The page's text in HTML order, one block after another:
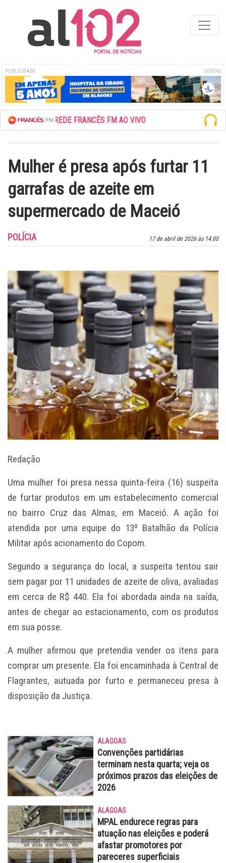
PUBLICIDADE COD345
ESCUTE A REDE FRANCÊS FM AO VIVO
Mulher é presa após furtar 11
garrafas de azeite em
supermercado de Maceió
17 de abril de 2026 às 14:00
POLÍCIA
Redação
Uma mulher foi presa nessa quinta-feira (16) suspeita
de furtar produtos em um estabelecimento comercial
no bairro Cruz das Almas, em Maceió. A ação foi
atendida por uma equipe do 13º Batalhão da Polícia
Militar após acionamento do Copom.
Segundo a segurança do local, a suspeita tentou sair
sem pagar por 11 unidades de azeite de oliva, avaliadas
em cerca de R$ 440. Ela foi abordada ainda na saída,
antes de chegar ao estacionamento, com os produtos
em sua posse.
A mulher afirmou que pretendia vender os itens para
comprar um presente. Ela foi encaminhada à Central de
Flagrantes, autuada por furto e permaneceu presa à
disposição da Justiça.
ALAGOAS
Convenções partidárias
terminam nesta quarta; veja os
próximos prazos das eleições de
2026
ALAGOAS
MPAL endurece regras para
atuação nas eleições e poderá
afastar promotores por
pareceres superficiais